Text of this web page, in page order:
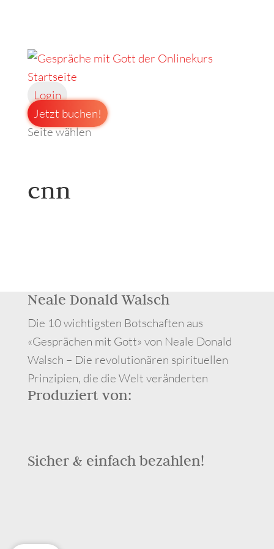
Startseite
Login
Jetzt buchen!
Seite wählen
cnn
Neale Donald Walsch
Die 10 wichtigsten Botschaften aus
«Gesprächen mit Gott» von Neale Donald
Walsch – Die revolutionären spirituellen
Prinzipien, die die Welt veränderten
Produziert von:
Sicher & einfach bezahlen!